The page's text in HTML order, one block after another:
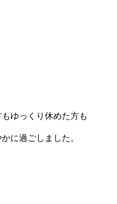
ゆっくり休めた方も
に過ごしました。